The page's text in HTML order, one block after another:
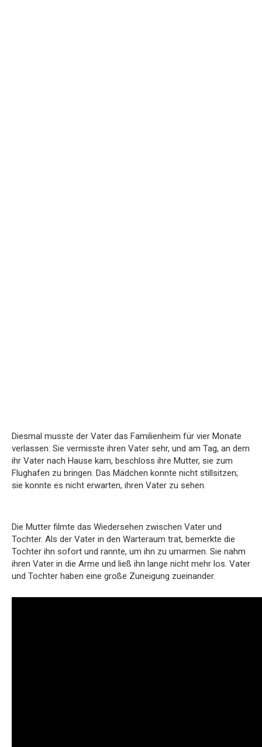
Diesmal musste der Vater das Familienheim für vier Monate
verlassen. Sie vermisste ihren Vater sehr, und am Tag, an dem
ihr Vater nach Hause kam, beschloss ihre Mutter, sie zum
Flughafen zu bringen. Das Mädchen konnte nicht stillsitzen;
sie konnte es nicht erwarten, ihren Vater zu sehen.
Die Mutter filmte das Wiedersehen zwischen Vater und
Tochter. Als der Vater in den Warteraum trat, bemerkte die
Tochter ihn sofort und rannte, um ihn zu umarmen. Sie nahm
ihren Vater in die Arme und ließ ihn lange nicht mehr los. Vater
und Tochter haben eine große Zuneigung zueinander.